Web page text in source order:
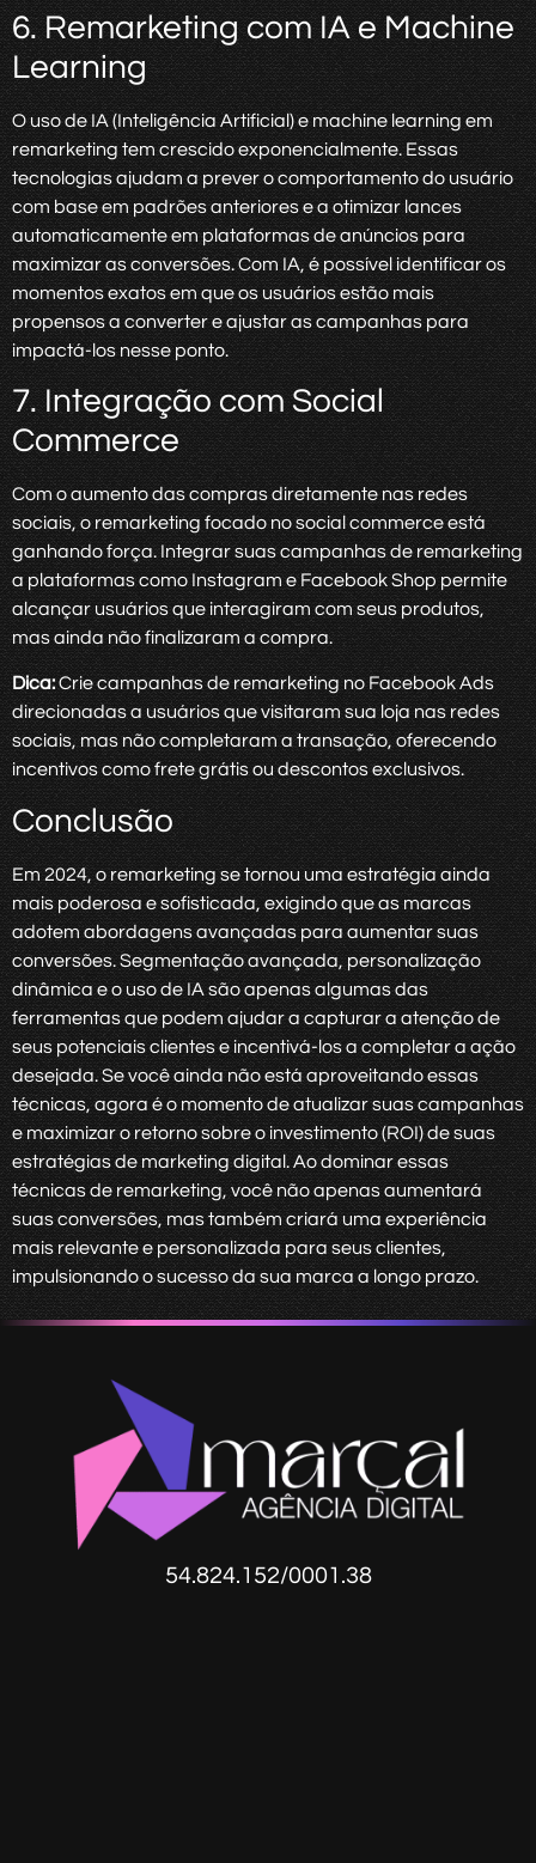
6. Remarketing com IA e Machine
Learning
O uso de IA (Inteligência Artificial) e machine learning em
remarketing tem crescido exponencialmente. Essas
tecnologias ajudam a prever o comportamento do usuário
com base em padrões anteriores e a otimizar lances
automaticamente em plataformas de anúncios para
maximizar as conversões. Com IA, é possível identificar os
momentos exatos em que os usuários estão mais
propensos a converter e ajustar as campanhas para
impactá-los nesse ponto.
7. Integração com Social
Commerce
Com o aumento das compras diretamente nas redes
sociais, o remarketing focado no social commerce está
ganhando força. Integrar suas campanhas de remarketing
a plataformas como Instagram e Facebook Shop permite
alcançar usuários que interagiram com seus produtos,
mas ainda não finalizaram a compra.
Dica:Crie campanhas de remarketing no Facebook Ads
direcionadas a usuários que visitaram sua loja nas redes
sociais, mas não completaram a transação, oferecendo
incentivos como frete grátis ou descontos exclusivos.
Conclusão
Em 2024, o remarketing se tornou uma estratégia ainda
mais poderosa e sofisticada, exigindo que as marcas
adotem abordagens avançadas para aumentar suas
conversões. Segmentação avançada, personalização
dinâmica e o uso de IA são apenas algumas das
ferramentas que podem ajudar a capturar a atenção de
seus potenciais clientes e incentivá-los a completar a ação
desejada. Se você ainda não está aproveitando essas
técnicas, agora é o momento de atualizar suas campanhas
e maximizar o retorno sobre o investimento (ROI) de suas
estratégias de marketing digital. Ao dominar essas
técnicas de remarketing, você não apenas aumentará
suas conversões, mas também criará uma experiência
mais relevante e personalizada para seus clientes,
impulsionando o sucesso da sua marca a longo prazo.
54.824.152/0001.38​